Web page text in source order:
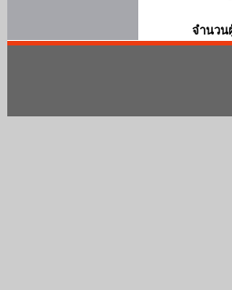
จำนวนผู้